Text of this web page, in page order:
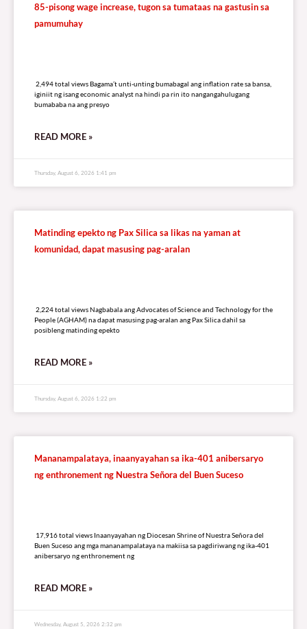
85-pisong wage increase, tugon sa tumataas na gastusin sa
pamumuhay
2,494 total views Bagama’t unti-unting bumabagal ang inflation rate sa bansa,
iginiit ng isang economic analyst na hindi pa rin ito nangangahulugang
bumababa na ang presyo
READ MORE »
Thursday, August 6, 2026 1:41 pm
Matinding epekto ng Pax Silica sa likas na yaman at
komunidad, dapat masusing pag-aralan
2,224 total views Nagbabala ang Advocates of Science and Technology for the
People (AGHAM) na dapat masusing pag-aralan ang Pax Silica dahil sa
posibleng matinding epekto
READ MORE »
Thursday, August 6, 2026 1:22 pm
Mananampalataya, inaanyayahan sa ika-401 anibersaryo
ng enthronement ng Nuestra Señora del Buen Suceso
17,916 total views Inaanyayahan ng Diocesan Shrine of Nuestra Señora del
Buen Suceso ang mga mananampalataya na makiisa sa pagdiriwang ng ika-401
anibersaryo ng enthronement ng
READ MORE »
Wednesday, August 5, 2026 2:32 pm